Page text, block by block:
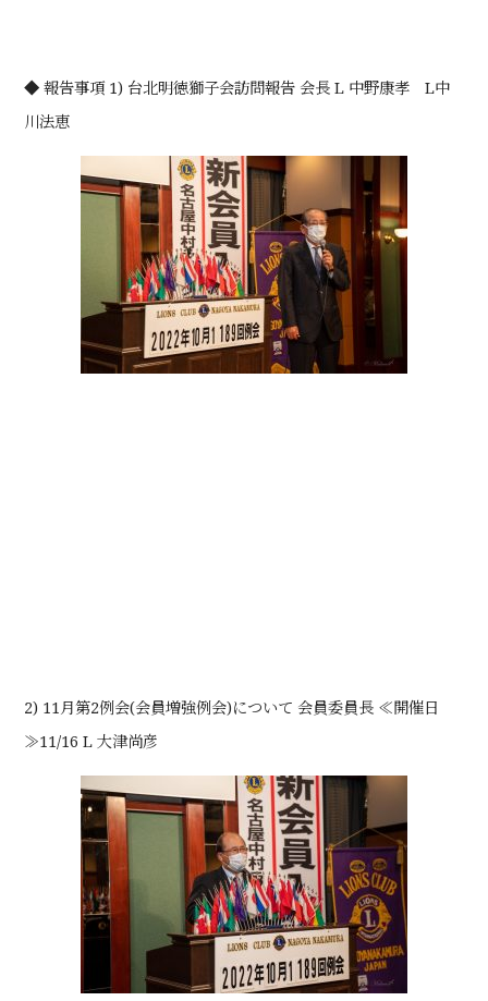
◆ 報告事項 1) 台北明徳獅子会訪問報告 会長 L 中野康孝 L中
川法恵
2) 11月第2例会(会員増強例会)について 会員委員長 ≪開催日
≫11/16 L 大津尚彦